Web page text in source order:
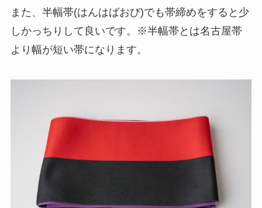
また、半幅帯(はんはばおび)でも帯締めをすると少
しかっちりして良いです。
※半幅帯とは名古屋帯
より幅が短い帯になります。